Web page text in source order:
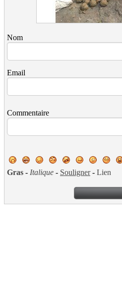
Nom
Email
Commentaire
Gras - Italique - Souligner- Lien